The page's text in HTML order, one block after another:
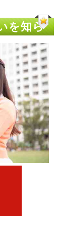
を知ら